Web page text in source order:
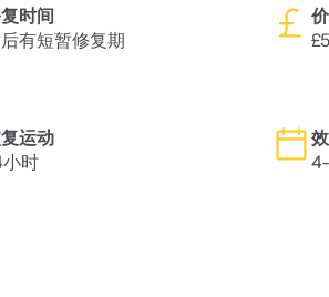
时间
有短暂修复期
运动
时